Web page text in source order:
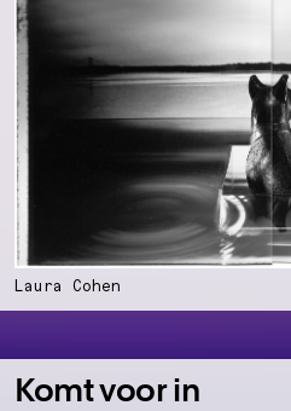
Laura Cohen
Komt voor in